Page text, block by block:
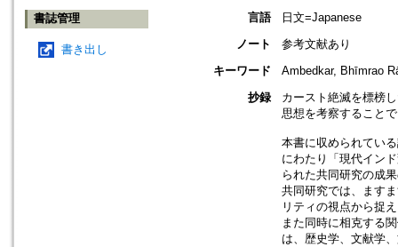
書誌管理
書き出し
言語
日文=Japanese
ノート
参考文献あり
キーワード
Ambedkar, Bhīmrao
抄録
カースト絶滅を標榜
思想を考察すること
本書に収められてい
にわたり「現代イン
られた共同研究の成
共同研究では、ます
リティの視点から捉
また同時に相克する
は、歴史学、文献学